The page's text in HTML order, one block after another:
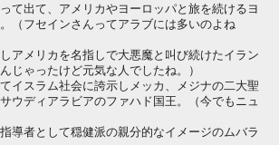
て出て、アメリカやヨーロッパと旅を続けるヨ
（フセインさんってアラブには多いのよね
アメリカを名指しで大悪魔と叫び続けたイラン
じゃったけど元気な人でしたね。）
イスラム社会に誇示しメッカ、メジナの二大聖
ウディアラビアのファハド国王。（今でもニュ
導者として穏健派の親分的なイメージのムバラ